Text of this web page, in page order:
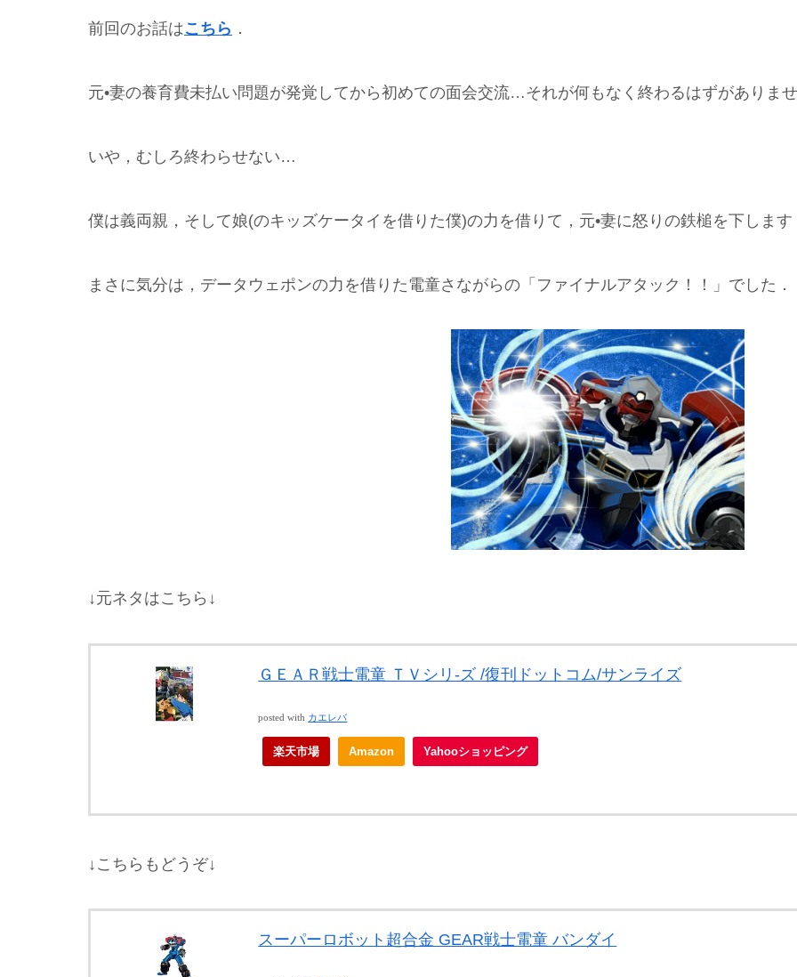
前回のお話はこちら ．
元•妻の養育費未払い問題が発覚してから初めての面会交流…それが何もなく終わるはずがありませ
いや，むしろ終わらせない…
僕は義両親，そして娘(のキッズケータイを借りた僕)の力を借りて，元•妻に怒りの鉄槌を下します
まさに気分は，データウェポンの力を借りた電童さながらの「ファイナルアタック！！」でした．
↓元ネタはこちら↓
ＧＥＡＲ戦士電童 ＴＶシリ-ズ /復刊ドットコム/サンライズ
posted with カエレバ
楽天市場 Amazon Yahooショッピング
↓こちらもどうぞ↓
スーパーロボット超合金 GEAR戦士電童 バンダイ